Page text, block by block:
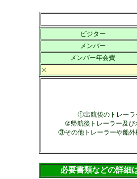
ビジター
メンバー
メンバー年会費
※
①出航後のトレーラ
②帰航後トレーラー及び
③その他トレーラーや船外
必要書類などの詳細